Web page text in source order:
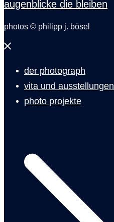
augenblicke die bleiben
photos © philipp j. bösel
Menü
der photograph
vita und ausstellungen
photo projekte